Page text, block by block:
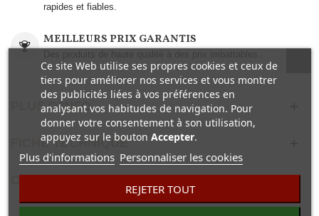
rapides et fiables.
MEILLEURS PRIX GARANTIS
PLUS D'INFO
FICHE TECHNIQUE
Ce site Web utilise ses propres cookies et ceux de
tiers pour améliorer nos services et vous montrer
des publicités liées à vos préférences en
analysant vos habitudes de navigation. Pour
donner votre consentement à son utilisation,
appuyez sur le bouton Accepter.
Plus d'informations Personnaliser les cookies
REJETER TOUT